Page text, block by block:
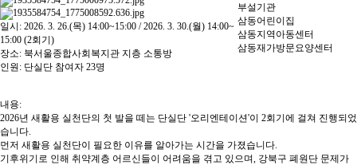
부설기관
삼동어린이집
삼동지역아동센터
삼동재가방문요양센터
일시: 2026. 3. 26.(목) 14:00~15:00 / 2026. 3. 30.(월) 14:00~
15:00 (2회기)
장소: 북서울종합사회복지관 지층 소통방
인원: 단실단 참여자 23명
내용:
2026년 새활용 실천단의 첫 발을 떼는 단실단 '오리엔테이션'이 2회기에 걸쳐 진행되었
습니다.
먼저 새활용 실천단이 필요한 이유를 알아가는 시간을 가졌습니다.
기후위기로 인해 취약계층 어르신들이 어려움을 겪고 있으며, 강북구 폐원단 문제가